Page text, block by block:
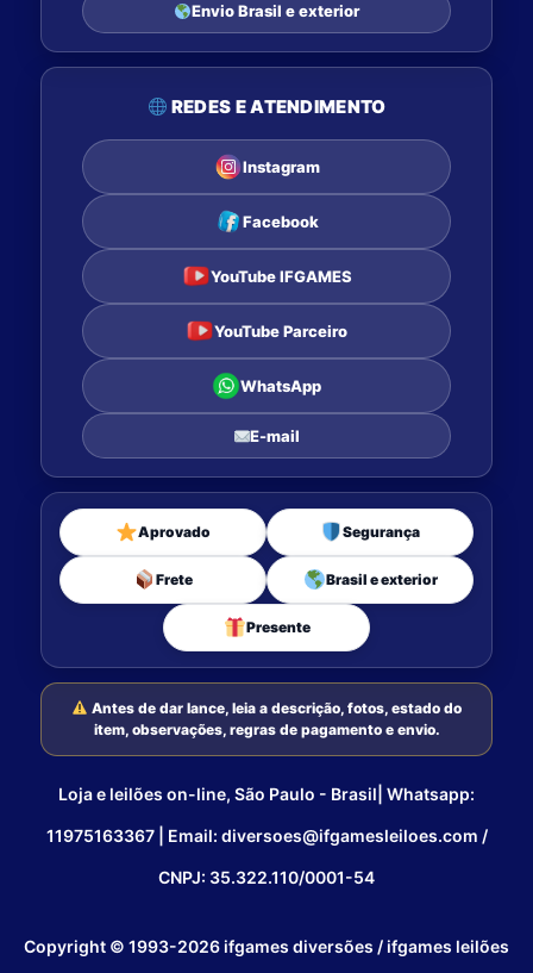
Envio Brasil e exterior
REDES E ATENDIMENTO
Instagram
Facebook
YouTube IFGAMES
YouTube Parceiro
WhatsApp
E-mail
Aprovado Segurança
Frete Brasil e exterior
Presente
Antes de dar lance, leia a descrição, fotos, estado do
item, observações, regras de pagamento e envio.
Loja e leilões on-line, São Paulo - Brasil| Whatsapp:
11975163367 | Email: diversoes@ifgamesleiloes.com /
CNPJ: 35.322.110/0001-54
Copyright © 1993-2026 ifgames diversões / ifgames leilões